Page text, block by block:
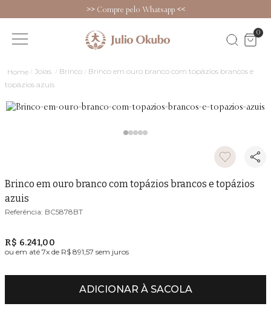
>>Compre pelo Whatsapp <<
0
Joias Brinco
Brinco em ouro branco com topázios brancos e
topázios azuis
Brinco em ouro branco com topázios brancos e topázios
azuis
BC5878BT
R$ 6.241,00
ou em até 7x de R$ 891,57 sem juros
ADICIONAR À SACOLA